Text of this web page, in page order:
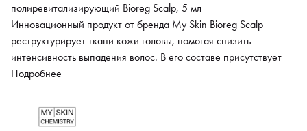
полиревитализирующий Bioreg Scalp, 5 мл
Инновационный продукт от бренда My Skin Bioreg Scalp
реструктурирует ткани кожи головы, помогая снизить
интенсивность выпадения волос. В его составе присутствует
сразу несколько эффективных компонентов. Гиалуроновая
эпидермис более упругим и оздоравливая его. Витамин C
известен как один из наиболее важных для укрепления волос
Подробнее